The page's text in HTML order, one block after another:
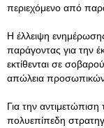
περιεχόμενο από
Η έλλειψη
παράγοντας για την
εκτίθενται σε
απώλεια
Για την αντιμετώπιση
πολυεπίπεδη